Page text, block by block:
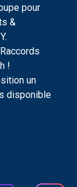
pour
&
!
un
disponible